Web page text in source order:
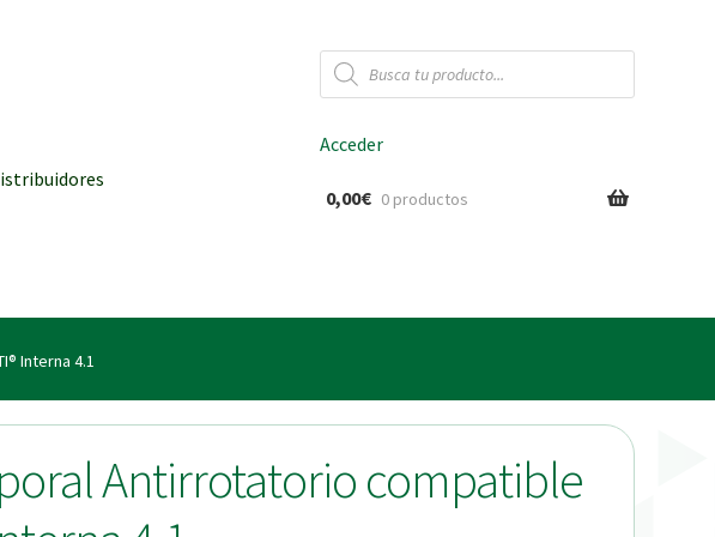
Búsqueda
de
productos
Acceder
0,00€ 0 productos
Interna 4.1
Antirrotatorio compatible